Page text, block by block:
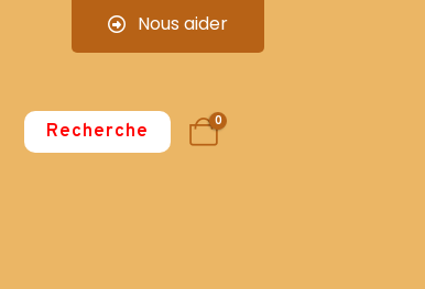
Nous aider
Recherche 0